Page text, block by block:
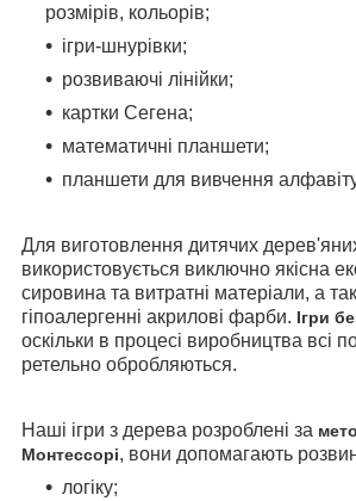
розмірів, кольорів;
ігри-шнурівки;
розвиваючі лінійки;
картки Сегена;
математичні планшети;
планшети для вивчення
Для виготовлення дитячих
використовується виключно якісна
сировина та витратні матеріали, а
гіпоалергенні акрилові фарби. Ігри
оскільки в процесі виробництва всі
ретельно обробляються.
Наші ігри з дерева розроблені за
Монтессорі, вони допомагають
логіку;